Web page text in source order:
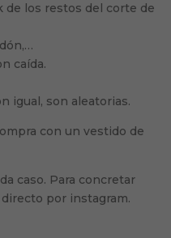
los restos del corte de
caída.
igual, son aleatorias.
con un vestido de
caso. Para concretar
por instagram.